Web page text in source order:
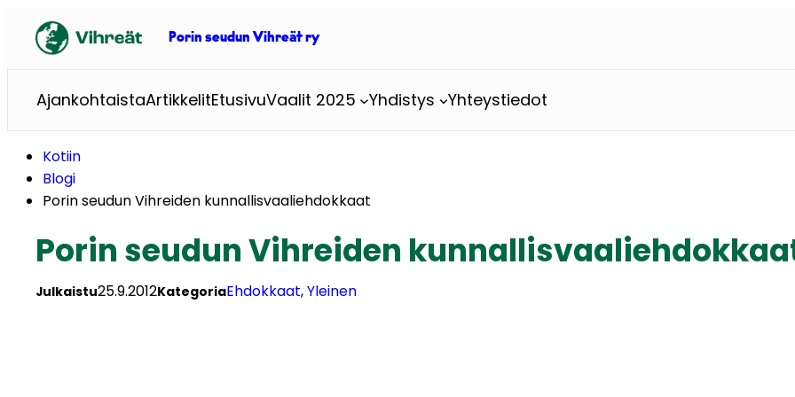
sisältöön
Porin seudun Vihreät ry
AjankohtaistaArtikkelitEtusivuVaalit 2025 Yhdistys Yhteystiedot
Kotiin
Blogi
Porin seudun Vihreiden kunnallisvaaliehdokkaat
Porin seudun Vihreiden
Julkaistu25.9.2012KategoriaEhdokkaat, Yleinen